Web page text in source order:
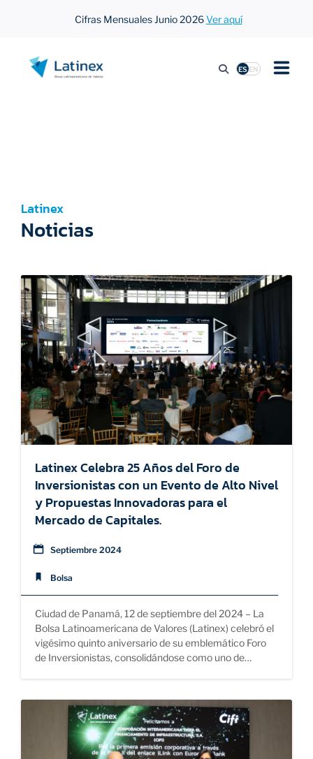
Cifras Mensuales Junio 2026Ver aquí
ESEN
REGULACIÓN
SOSTENIBILIDAD
EDUCACIÓN
ACERCA DE
Latinex
Noticias
Latinex Celebra 25 Años del Foro de
Inversionistas con un Evento de Alto Nivel
y Propuestas Innovadoras para el
Mercado de Capitales.
Septiembre 2024
Bolsa
Ciudad de Panamá, 12 de septiembre del 2024 – La
Bolsa Latinoamericana de Valores (Latinex) celebró el
vigésimo quinto aniversario de su emblemático Foro
de Inversionistas, consolidándose como uno de…